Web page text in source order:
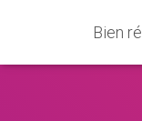
Bien